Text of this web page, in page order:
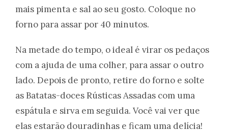
mais pimenta e sal ao seu gosto. Coloque no
forno para assar por 40 minutos.
Na metade do tempo, o ideal é virar os pedaços
com a ajuda de uma colher, para assar o outro
lado. Depois de pronto, retire do forno e solte
as Batatas-doces Rústicas Assadas com uma
espátula e sirva em seguida. Você vai ver que
elas estarão douradinhas e ficam uma delícia!